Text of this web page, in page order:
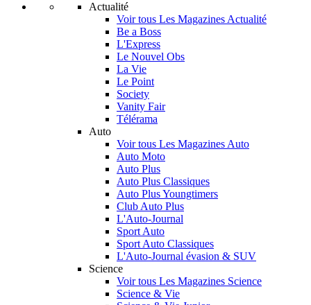
Actualité
Voir tous Les Magazines Actualité
Be a Boss
L'Express
Le Nouvel Obs
La Vie
Le Point
Society
Vanity Fair
Télérama
Auto
Voir tous Les Magazines Auto
Auto Moto
Auto Plus
Auto Plus Classiques
Auto Plus Youngtimers
Club Auto Plus
L'Auto-Journal
Sport Auto
Sport Auto Classiques
L'Auto-Journal évasion & SUV
Science
Voir tous Les Magazines Science
Science & Vie